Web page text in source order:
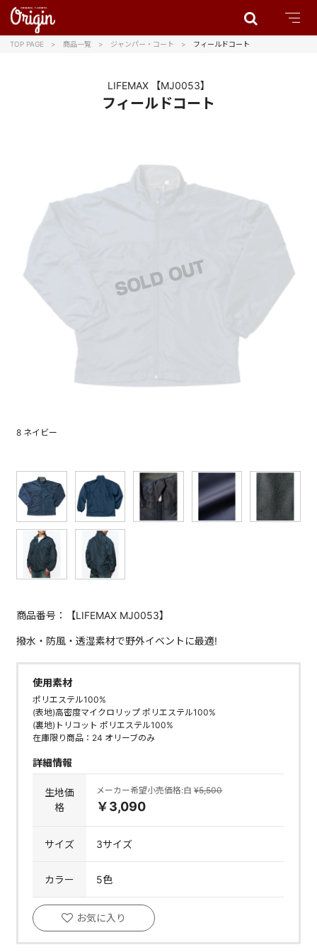
TOP PAGE 商品一覧 ジャンパー・コート フィールドコート
LIFEMAX 【MJ0053】
フィールドコート
8 ネイビー
商品番号：【LIFEMAX MJ0053】
撥水・防風・透湿素材で野外イベントに最適!
使用素材
ポリエステル100%
(表地)高密度マイクロリップ ポリエステル100%
(裏地)トリコット ポリエステル100%
在庫限り商品：24 オリーブのみ
詳細情報
生地価
格
メーカー希望小売価格:白¥5,500
￥3,090
サイズ 3サイズ
カラー 5色
お気に入り